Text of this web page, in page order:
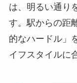
は、明るい通り
す。駅からの距
的なハードル」
イフスタイルに